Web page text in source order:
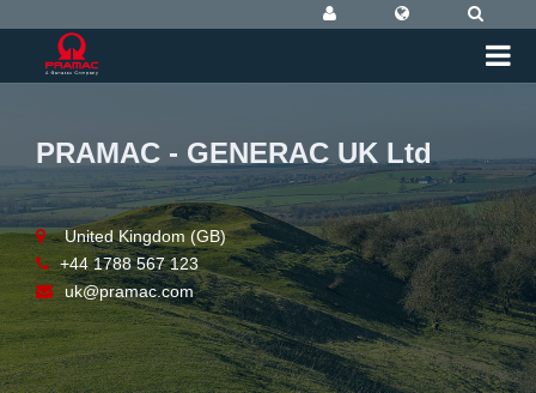
PRAMAC - GENERAC UK Ltd
United Kingdom (GB)
+44 1788 567 123
uk@pramac.com